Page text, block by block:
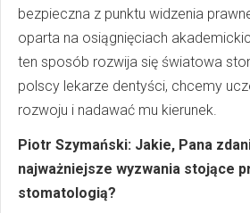
bezpieczna z punktu widzenia
oparta na osiągnięciach
ten sposób rozwija się światowa
polscy lekarze dentyści, chcemy
rozwoju i nadawać mu kierunek.
Piotr Szymański: Jakie, Pana
najważniejsze wyzwania stojące
stomatologią?